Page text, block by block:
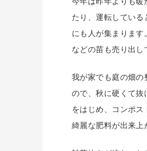
たり、運転してい
にも人が集まりま
などの苗も売り出し
我が家でも庭の畑
ので、秋に硬くて
をはじめ、コンポス
綺麗な肥料が出来上